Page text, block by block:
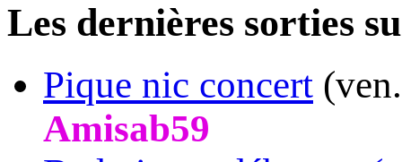
Les dernières sorties
Pique nic concert
Amisab59